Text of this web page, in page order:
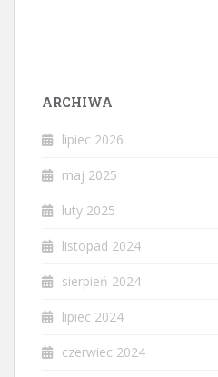
ARCHIWA
lipiec 2026
maj 2025
luty 2025
listopad 2024
sierpień 2024
lipiec 2024
czerwiec 2024